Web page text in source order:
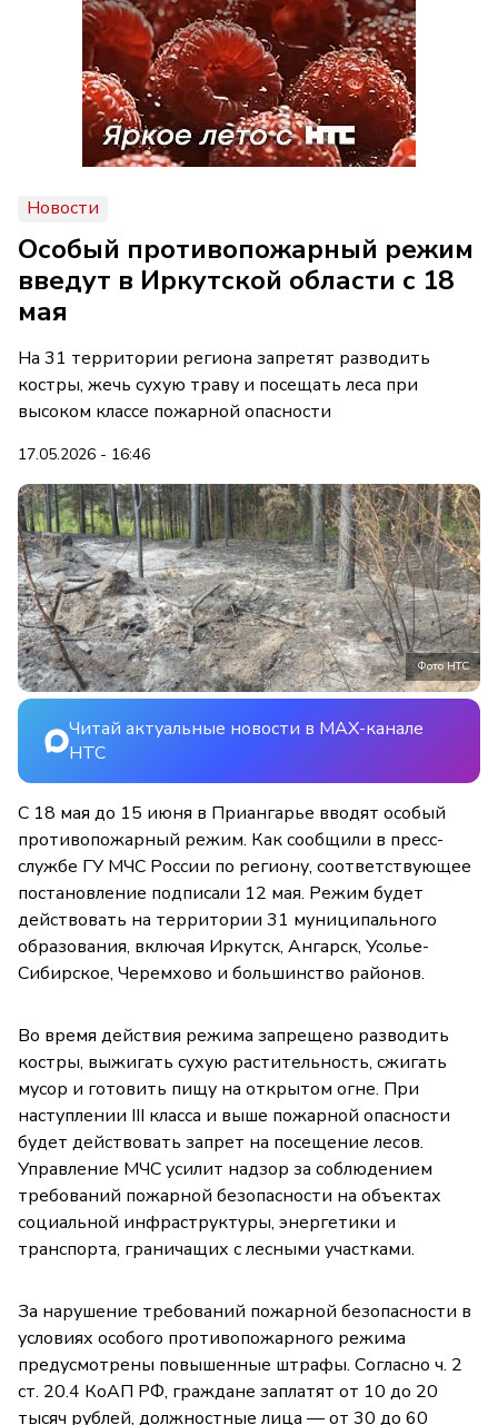
Новости
Особый противопожарный режим
введут в Иркутской области с 18
мая
На 31 территории региона запретят разводить
костры, жечь сухую траву и посещать леса при
высоком классе пожарной опасности
17.05.2026 - 16:46
Фото НТС
Читай актуальные новости в MAX-канале
НТС
С 18 мая до 15 июня в Приангарье вводят особый
противопожарный режим. Как сообщили в пресс-
службе ГУ МЧС России по региону, соответствующее
постановление подписали 12 мая. Режим будет
действовать на территории 31 муниципального
образования, включая Иркутск, Ангарск, Усолье-
Сибирское, Черемхово и большинство районов.
Во время действия режима запрещено разводить
костры, выжигать сухую растительность, сжигать
мусор и готовить пищу на открытом огне. При
наступлении III класса и выше пожарной опасности
будет действовать запрет на посещение лесов.
Управление МЧС усилит надзор за соблюдением
требований пожарной безопасности на объектах
социальной инфраструктуры, энергетики и
транспорта, граничащих с лесными участками.
За нарушение требований пожарной безопасности в
условиях особого противопожарного режима
предусмотрены повышенные штрафы. Согласно ч. 2
ст. 20.4 КоАП РФ, граждане заплатят от 10 до 20
тысяч рублей, должностные лица — от 30 до 60